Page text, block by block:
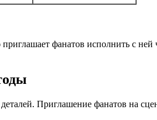
фанатов исполнить с ней
Приглашение фанатов на